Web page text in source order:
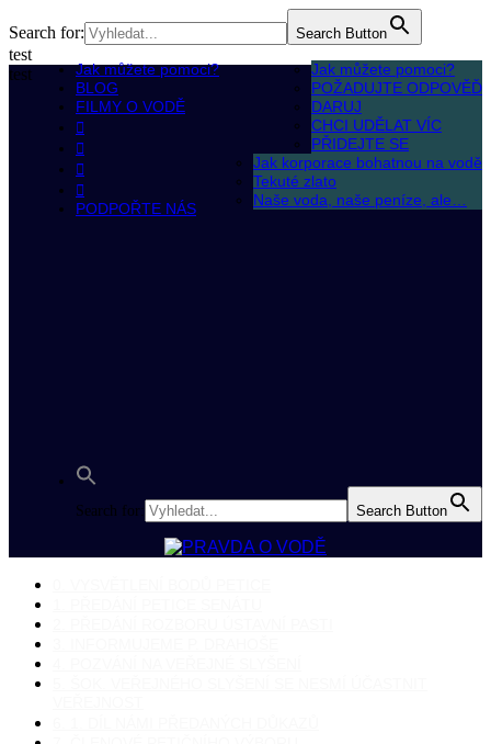
Search for: Search Button
Jak můžete pomoci?
Jak můžete pomoci?
POŽADUJTE ODPOVĚĎ
DARUJ
CHCI UDĚLAT VÍC
PŘIDEJTE SE
BLOG
FILMY O VODĚ
Jak korporace bohatnou na vodě
Tekuté zlato
Naše voda, naše peníze, ale…
PODPOŘTE NÁS
Search for: Search Button
test
test